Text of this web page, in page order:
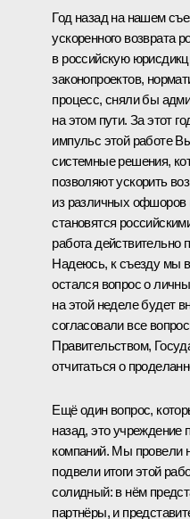
Год назад на нашем
ускоренного возврата
в российскую
законопроектов,
процесс, сняли бы
на этом пути. За этот
импульс этой работе
системные решения,
позволяют ускорить
из различных офшоров
становятся
работа действительно
Надеюсь, к съезду мы
остался вопрос о
на этой неделе будет
согласовали все
Правительством,
отчитаться о
Ещё один вопрос,
назад, это учреждение
компаний. Мы провели
подвели итоги этой
солидный: в нём
партнёры, и